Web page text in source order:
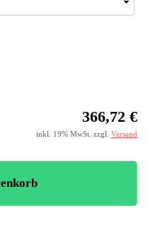
366,72 €
inkl. 19% MwSt. zzgl. Versand